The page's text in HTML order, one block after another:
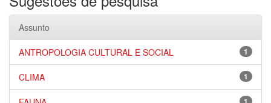
Assunto
1
ANTROPOLOGIA CULTURAL E SOCIAL
1
CLIMA